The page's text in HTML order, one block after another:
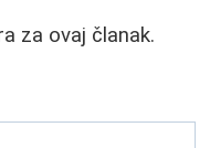
za ovaj članak.